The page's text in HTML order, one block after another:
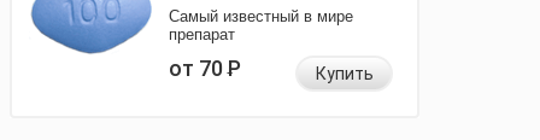
Самый известный в мире
препарат
от 70Р Купить